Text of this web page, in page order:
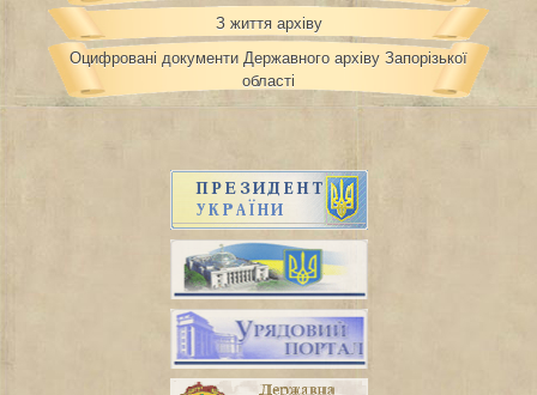
З життя архіву
Оцифровані документи Державного архіву Запорізької
області